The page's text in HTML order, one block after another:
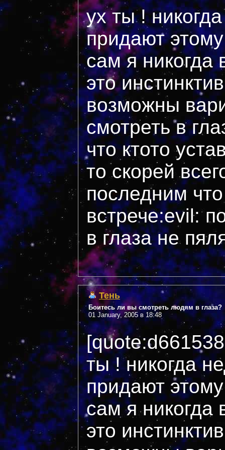
ух ты !
придают
сам я никогда
это
возможны
смотреть в
что ктото
то скорей
последним
встрече:evil:
в глаза не
Тень
Боитесь ли вы смотреть людям в глаза?
01 January, 2005 в 18:48
ты ! никогда
придают
сам я никогда
это